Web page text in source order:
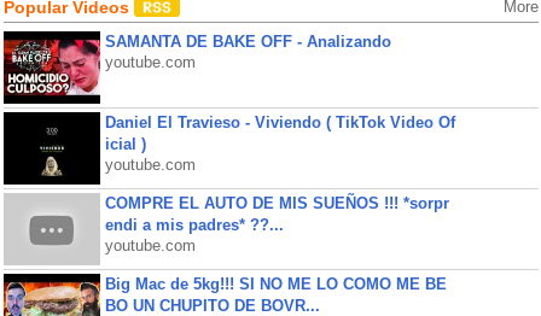
Popular Videos More
SAMANTA DE BAKE OFF - Analizando
youtube.com
Daniel El Travieso - Viviendo ( TikTok Video Of
icial )
youtube.com
COMPRE EL AUTO DE MIS SUEÑOS !!! *sorpr
endi a mis padres* ??...
youtube.com
Big Mac de 5kg!!! SI NO ME LO COMO ME BE
BO UN CHUPITO DE BOVR...